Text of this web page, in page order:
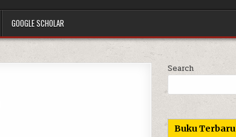
GOOGLE SCHOLAR
Search
Buku Terbaru